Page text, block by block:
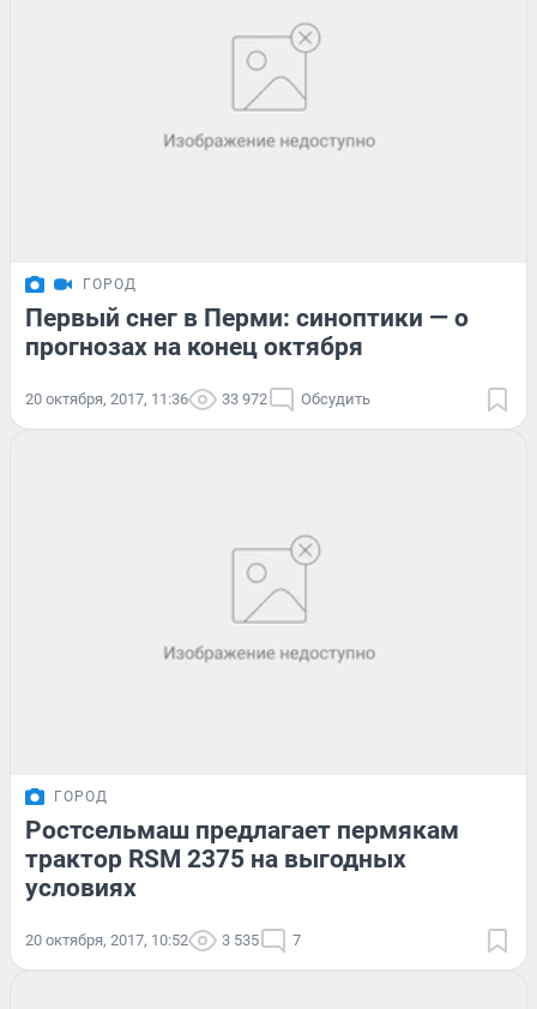
ГОРОД
Первый снег в Перми: синоптики — о
прогнозах на конец октября
20 октября, 2017, 11:36 33 972 Обсудить
ГОРОД
Ростсельмаш предлагает пермякам
трактор RSM 2375 на выгодных
условиях
20 октября, 2017, 10:52 3 535 7